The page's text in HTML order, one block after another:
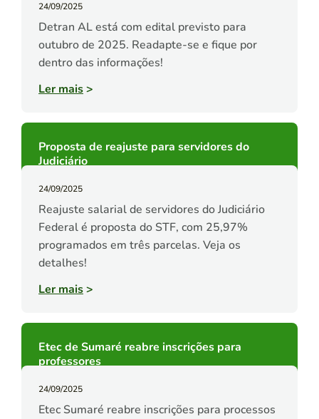
24/09/2025
Detran AL está com edital previsto para
outubro de 2025. Readapte-se e fique por
dentro das informações!
Ler mais>
Proposta de reajuste para servidores do
Judiciário
24/09/2025
Reajuste salarial de servidores do Judiciário
Federal é proposta do STF, com 25,97%
programados em três parcelas. Veja os
detalhes!
Ler mais>
Etec de Sumaré reabre inscrições para
professores
24/09/2025
Etec Sumaré reabre inscrições para processos